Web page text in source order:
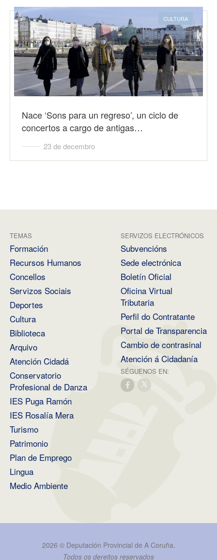
CULTURA
Nace ‘Sons para un regreso’, un ciclo de
concertos a cargo de antigas…
23 de decembro
TEMAS
Formación
Recursos Humanos
Concellos
Servizos Sociais
Deportes
Cultura
Biblioteca
Arquivo
Atención Cidadá
Conservatorio
Profesional de Danza
IES Puga Ramón
IES Rosalía Mera
Turismo
Patrimonio
Plan de Emprego
Lingua
Medio Ambiente
SERVIZOS ELECTRÓNICOS
Subvencións
Sede electrónica
Boletín Oficial
Oficina Virtual
Tributaria
Perfil do Contratante
Portal de Transparencia
Cambio de contrasinal
Atención á Cidadanía
SÉGUENOS EN:
2026 © Deputación Provincial de A Coruña.
Todos os dereitos reservados